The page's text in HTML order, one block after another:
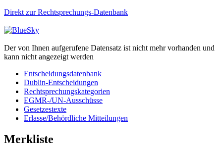
Direkt zur Rechtsprechungs-Datenbank
Der von Ihnen aufgerufene Datensatz ist nicht mehr vorhanden und
kann nicht angezeigt werden
Entscheidungsdatenbank
Dublin-Entscheidungen
Rechtsprechungskategorien
EGMR-/UN-Ausschüsse
Gesetzestexte
Erlasse/Behördliche Mitteilungen
Merkliste